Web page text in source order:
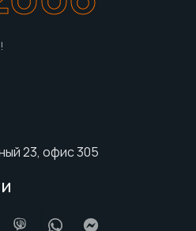
23, офис 305